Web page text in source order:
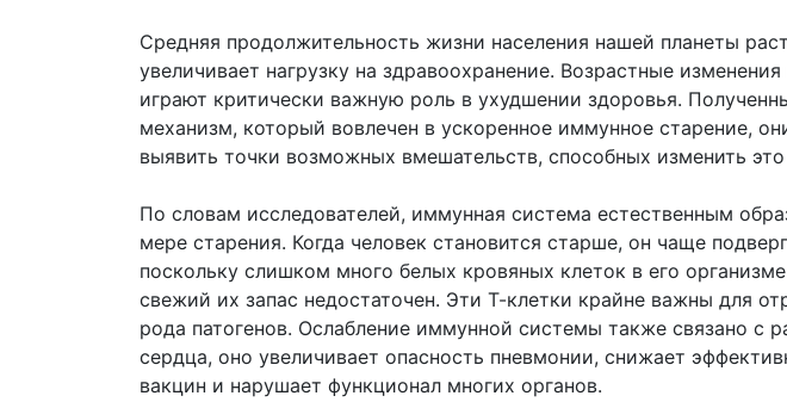
Средняя продолжительность жизни населения нашей планеты
увеличивает нагрузку на здравоохранение. Возрастные
играют критически важную роль в ухудшении здоровья.
механизм, который вовлечен в ускоренное иммунное старение,
выявить точки возможных вмешательств, способных изменить
По словам исследователей, иммунная система естественным
мере старения. Когда человек становится старше, он чаще
поскольку слишком много белых кровяных клеток в его
свежий их запас недостаточен. Эти Т-клетки крайне важны для
рода патогенов. Ослабление иммунной системы также связано с
сердца, оно увеличивает опасность пневмонии, снижает
вакцин и нарушает функционал многих органов.